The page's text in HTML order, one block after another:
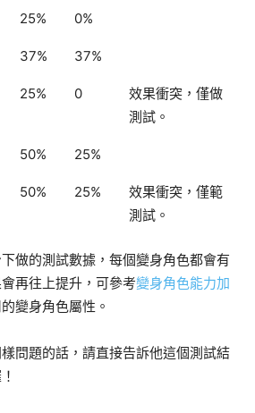
25% 0%
37% 37%
25% 0
效果衝突，僅做
測試。
50% 25%
50% 25%
效果衝突，僅範
測試。
做的測試數據，每個變身角色都會有
再往上提升，可參考變身角色能力加
變身角色屬性。
問題的話，請直接告訴他這個測試結